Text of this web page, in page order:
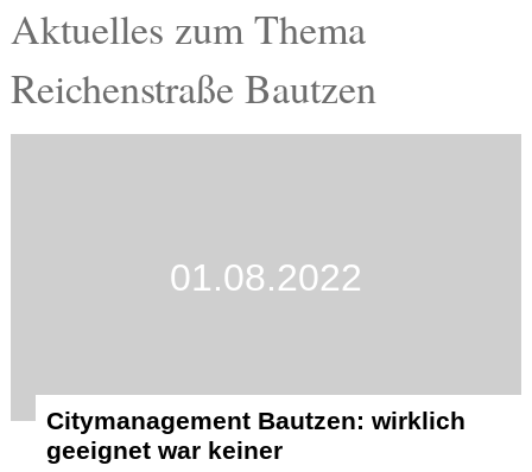
Gesundheit
Kultur
Aktuelles zum Thema
Reichenstraße Bautzen
01.08.2022
Citymanagement Bautzen: wirklich
geeignet war keiner